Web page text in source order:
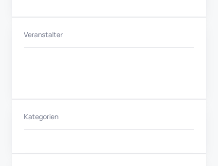
Veranstalter
Kategorien